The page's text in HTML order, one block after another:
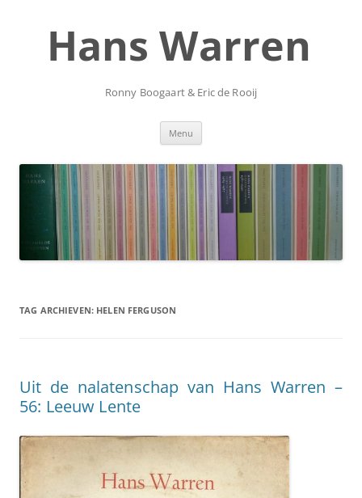
inhoudHans Warren
Ronny Boogaart & Eric de Rooij
Menu
TAG ARCHIEVEN: HELEN FERGUSON
Uit de nalatenschap van Hans Warren –
56: Leeuw Lente